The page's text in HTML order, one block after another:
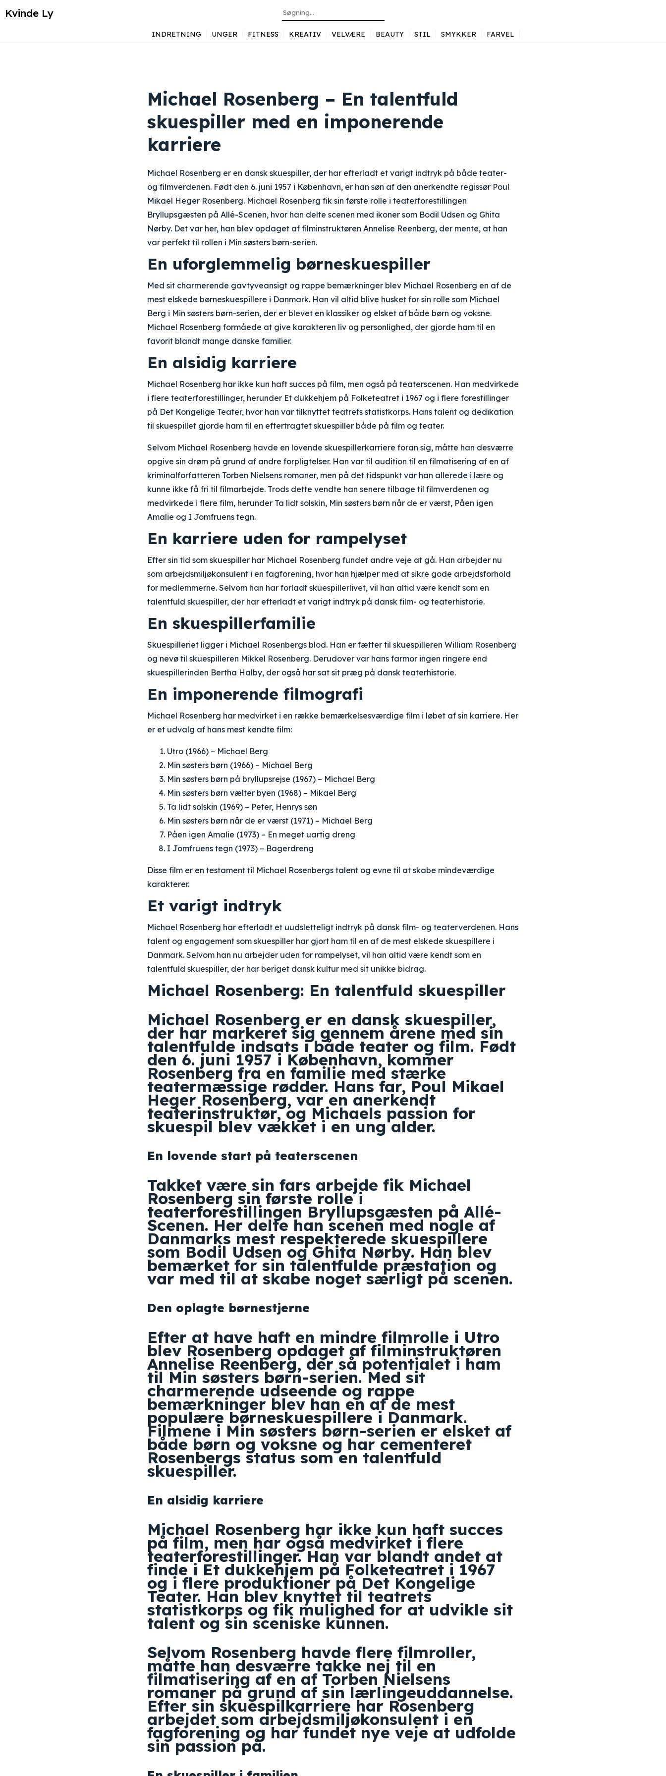
Kvinde Ly
INDRETNING UNGER FITNESS KREATIV VELVÆRE BEAUTY STIL SMYKKER FARVEL
Michael Rosenberg – En talentfuld
skuespiller med en imponerende
karriere
Michael Rosenberg er en dansk skuespiller, der har efterladt et varigt indtryk på både teater-
og filmverdenen. Født den 6. juni 1957 i København, er han søn af den anerkendte regissør Poul
Mikael Heger Rosenberg. Michael Rosenberg fik sin første rolle i teaterforestillingen
Bryllupsgæsten på Allé-Scenen, hvor han delte scenen med ikoner som Bodil Udsen og Ghita
Nørby. Det var her, han blev opdaget af filminstruktøren Annelise Reenberg, der mente, at han
var perfekt til rollen i Min søsters børn-serien.
En uforglemmelig børneskuespiller
Med sit charmerende gavtyveansigt og rappe bemærkninger blev Michael Rosenberg en af de
mest elskede børneskuespillere i Danmark. Han vil altid blive husket for sin rolle som Michael
Berg i Min søsters børn-serien, der er blevet en klassiker og elsket af både børn og voksne.
Michael Rosenberg formåede at give karakteren liv og personlighed, der gjorde ham til en
favorit blandt mange danske familier.
En alsidig karriere
Michael Rosenberg har ikke kun haft succes på film, men også på teaterscenen. Han medvirkede
i flere teaterforestillinger, herunder Et dukkehjem på Folketeatret i 1967 og i flere forestillinger
på Det Kongelige Teater, hvor han var tilknyttet teatrets statistkorps. Hans talent og dedikation
til skuespillet gjorde ham til en eftertragtet skuespiller både på film og teater.
Selvom Michael Rosenberg havde en lovende skuespillerkarriere foran sig, måtte han desværre
opgive sin drøm på grund af andre forpligtelser. Han var til audition til en filmatisering af en af
kriminalforfatteren Torben Nielsens romaner, men på det tidspunkt var han allerede i lære og
kunne ikke få fri til filmarbejde. Trods dette vendte han senere tilbage til filmverdenen og
medvirkede i flere film, herunder Ta lidt solskin, Min søsters børn når de er værst, Påen igen
Amalie og I Jomfruens tegn.
En karriere uden for rampelyset
Efter sin tid som skuespiller har Michael Rosenberg fundet andre veje at gå. Han arbejder nu
som arbejdsmiljøkonsulent i en fagforening, hvor han hjælper med at sikre gode arbejdsforhold
for medlemmerne. Selvom han har forladt skuespillerlivet, vil han altid være kendt som en
talentfuld skuespiller, der har efterladt et varigt indtryk på dansk film- og teaterhistorie.
En skuespillerfamilie
Skuespilleriet ligger i Michael Rosenbergs blod. Han er fætter til skuespilleren William Rosenberg
og nevø til skuespilleren Mikkel Rosenberg. Derudover var hans farmor ingen ringere end
skuespillerinden Bertha Halby, der også har sat sit præg på dansk teaterhistorie.
En imponerende filmografi
Michael Rosenberg har medvirket i en række bemærkelsesværdige film i løbet af sin karriere. Her
er et udvalg af hans mest kendte film:
Utro (1966) – Michael Berg
Min søsters børn (1966) – Michael Berg
Min søsters børn på bryllupsrejse (1967) – Michael Berg
Min søsters børn vælter byen (1968) – Mikael Berg
Ta lidt solskin (1969) – Peter, Henrys søn
Min søsters børn når de er værst (1971) – Michael Berg
Påen igen Amalie (1973) – En meget uartig dreng
I Jomfruens tegn (1973) – Bagerdreng
Disse film er en testament til Michael Rosenbergs talent og evne til at skabe mindeværdige
karakterer.
Et varigt indtryk
Michael Rosenberg har efterladt et uudsletteligt indtryk på dansk film- og teaterverdenen. Hans
talent og engagement som skuespiller har gjort ham til en af de mest elskede skuespillere i
Danmark. Selvom han nu arbejder uden for rampelyset, vil han altid være kendt som en
talentfuld skuespiller, der har beriget dansk kultur med sit unikke bidrag.
Michael Rosenberg: En talentfuld skuespiller
Michael Rosenberg er en dansk skuespiller,
der har markeret sig gennem årene med sin
talentfulde indsats i både teater og film. Født
den 6. juni 1957 i København, kommer
Rosenberg fra en familie med stærke
teatermæssige rødder. Hans far, Poul Mikael
Heger Rosenberg, var en anerkendt
teaterinstruktør, og Michaels passion for
skuespil blev vækket i en ung alder.
En lovende start på teaterscenen
Takket være sin fars arbejde fik Michael
Rosenberg sin første rolle i
teaterforestillingen Bryllupsgæsten på Allé-
Scenen. Her delte han scenen med nogle af
Danmarks mest respekterede skuespillere
som Bodil Udsen og Ghita Nørby. Han blev
bemærket for sin talentfulde præstation og
var med til at skabe noget særligt på scenen.
Den oplagte børnestjerne
Efter at have haft en mindre filmrolle i Utro
blev Rosenberg opdaget af filminstruktøren
Annelise Reenberg, der så potentialet i ham
til Min søsters børn-serien. Med sit
charmerende udseende og rappe
bemærkninger blev han en af de mest
populære børneskuespillere i Danmark.
Filmene i Min søsters børn-serien er elsket af
både børn og voksne og har cementeret
Rosenbergs status som en talentfuld
skuespiller.
En alsidig karriere
Michael Rosenberg har ikke kun haft succes
på film, men har også medvirket i flere
teaterforestillinger. Han var blandt andet at
finde i Et dukkehjem på Folketeatret i 1967
og i flere produktioner på Det Kongelige
Teater. Han blev knyttet til teatrets
statistkorps og fik mulighed for at udvikle sit
talent og sin sceniske kunnen.
Selvom Rosenberg havde flere filmroller,
måtte han desværre takke nej til en
filmatisering af en af Torben Nielsens
romaner på grund af sin lærlingeuddannelse.
Efter sin skuespilkarriere har Rosenberg
arbejdet som arbejdsmiljøkonsulent i en
fagforening og har fundet nye veje at udfolde
sin passion på.